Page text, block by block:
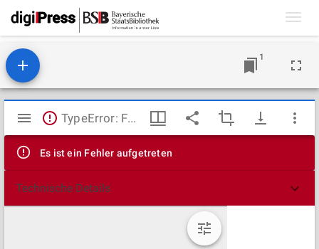
1
Mirador
Viewer
TypeError: Failed to fetch
Es ist ein Fehler aufgetreten
Technische Details